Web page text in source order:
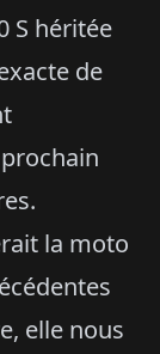
S héritée
de
la moto
elle nous